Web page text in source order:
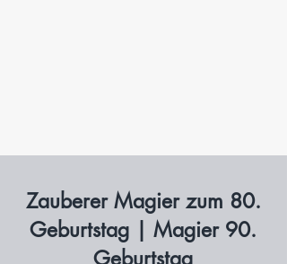
Zauberer Magier zum 80.
Geburtstag | Magier 90.
Geburtstag